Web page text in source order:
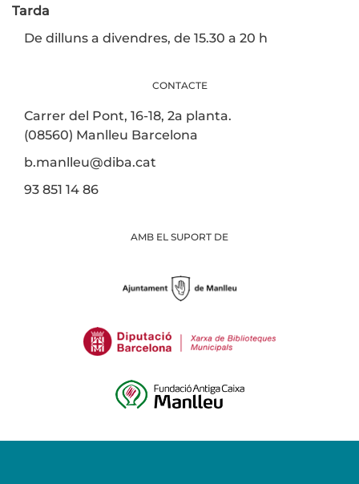
Tarda
De dilluns a divendres, de 15.30 a 20 h
CONTACTE
Carrer del Pont, 16-18, 2a planta.
(08560) Manlleu Barcelona
b.manlleu@diba.cat
93 851 14 86
AMB EL SUPORT DE